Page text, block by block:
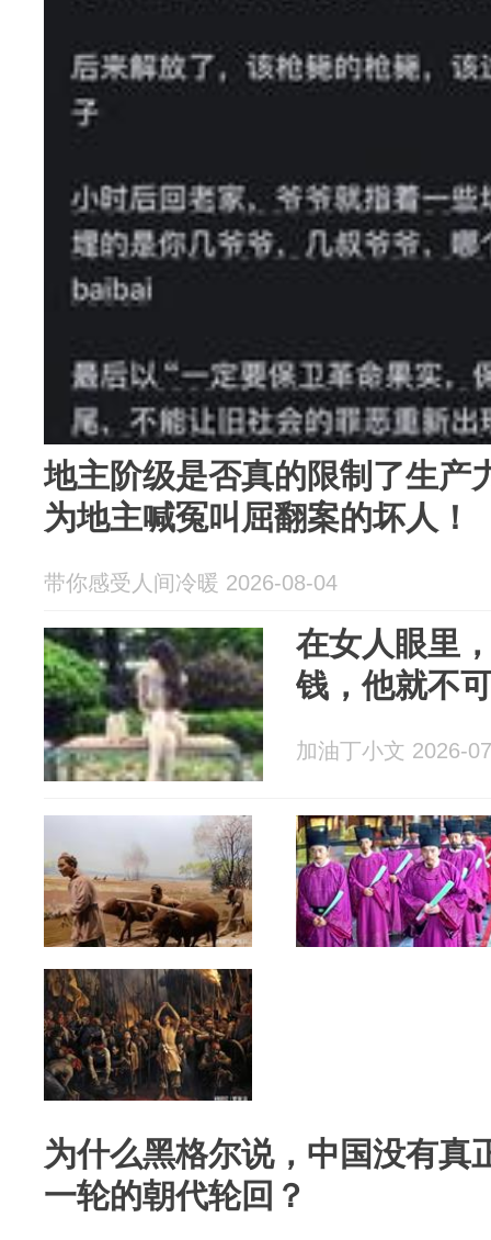
地主阶级是否真的限制了生产
为地主喊冤叫屈翻案的坏人！
带你感受人间冷暖 2026-08-04
在女人眼里
钱，他就不
加油丁小文 2026-
为什么黑格尔说，中国没有真
一轮的朝代轮回？